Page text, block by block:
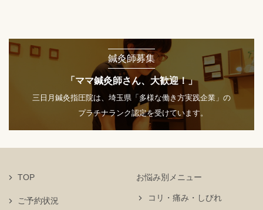
鍼灸師募集
「ママ鍼灸師さん、大歓迎！」
三日月鍼灸指圧院は、埼玉県「多様な働き方実践企業」の
プラチナランク認定を受けています。
TOP
ご予約状況
お悩み別メニュー
コリ・痛み・しびれ